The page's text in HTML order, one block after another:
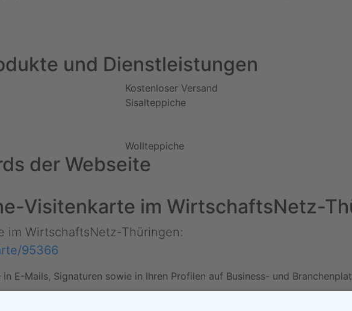
und Dienstleistungen
Kostenloser Versand
Sisalteppiche
Wollteppiche
der Webseite
Visitenkarte im WirtschaftsNetz-
im WirtschaftsNetz-Thüringen:
95366
E-Mails, Signaturen sowie in Ihren Profilen auf Business- und